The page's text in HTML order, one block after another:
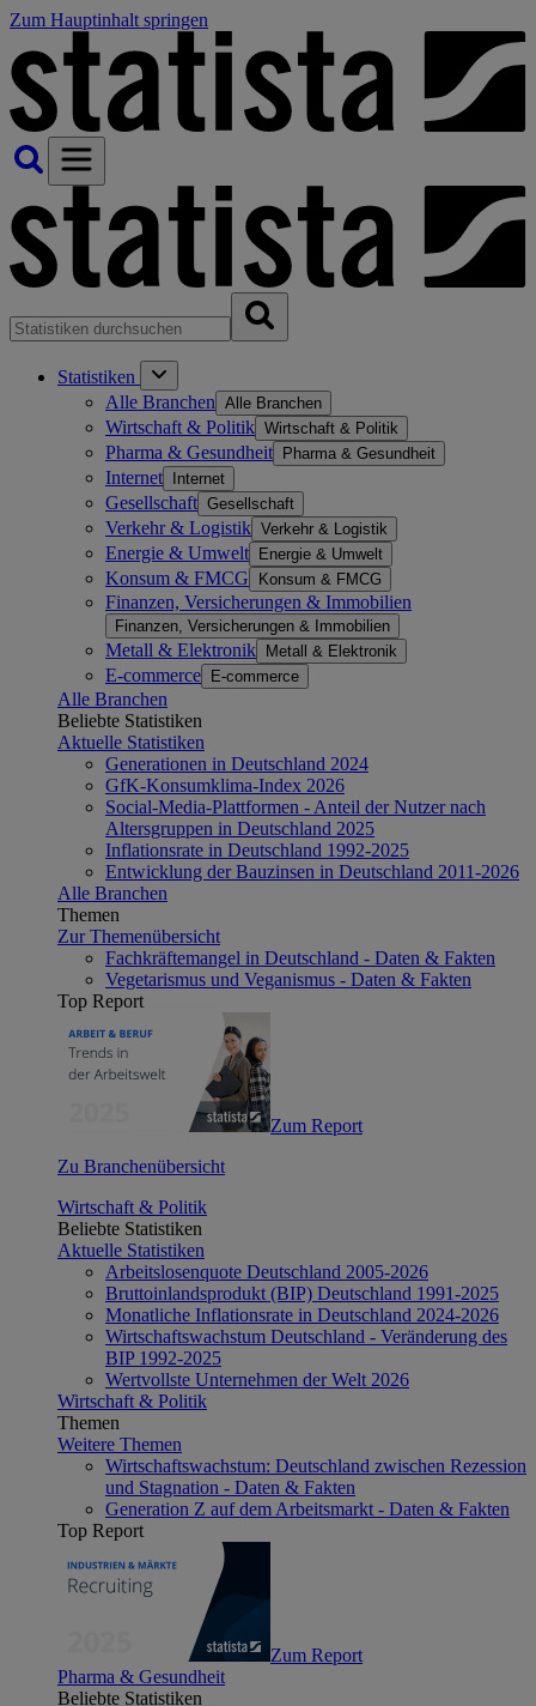
Zum Hauptinhalt springen
Statistiken
Alle Branchen Alle Branchen
Wirtschaft & Politik Wirtschaft & Politik
Pharma & Gesundheit Pharma & Gesundheit
Internet Internet
Gesellschaft Gesellschaft
Verkehr & Logistik Verkehr & Logistik
Energie & Umwelt Energie & Umwelt
Konsum & FMCG Konsum & FMCG
Finanzen, Versicherungen & Immobilien
Finanzen, Versicherungen & Immobilien
Metall & Elektronik Metall & Elektronik
E-commerce E-commerce
Alle Branchen
Beliebte Statistiken
Aktuelle Statistiken
Generationen in Deutschland 2024
GfK-Konsumklima-Index 2026
Social-Media-Plattformen - Anteil der Nutzer nach
Altersgruppen in Deutschland 2025
Inflationsrate in Deutschland 1992-2025
Entwicklung der Bauzinsen in Deutschland 2011-2026
Alle Branchen
Themen
Zur Themenübersicht
Fachkräftemangel in Deutschland - Daten & Fakten
Vegetarismus und Veganismus - Daten & Fakten
Top Report
Zum Report
Zu Branchenübersicht
Wirtschaft & Politik
Beliebte Statistiken
Aktuelle Statistiken
Arbeitslosenquote Deutschland 2005-2026
Bruttoinlandsprodukt (BIP) Deutschland 1991-2025
Monatliche Inflationsrate in Deutschland 2024-2026
Wirtschaftswachstum Deutschland - Veränderung des
BIP 1992-2025
Wertvollste Unternehmen der Welt 2026
Wirtschaft & Politik
Themen
Weitere Themen
Wirtschaftswachstum: Deutschland zwischen Rezession
und Stagnation - Daten & Fakten
Generation Z auf dem Arbeitsmarkt - Daten & Fakten
Top Report
Zum Report
Pharma & Gesundheit
Beliebte Statistiken